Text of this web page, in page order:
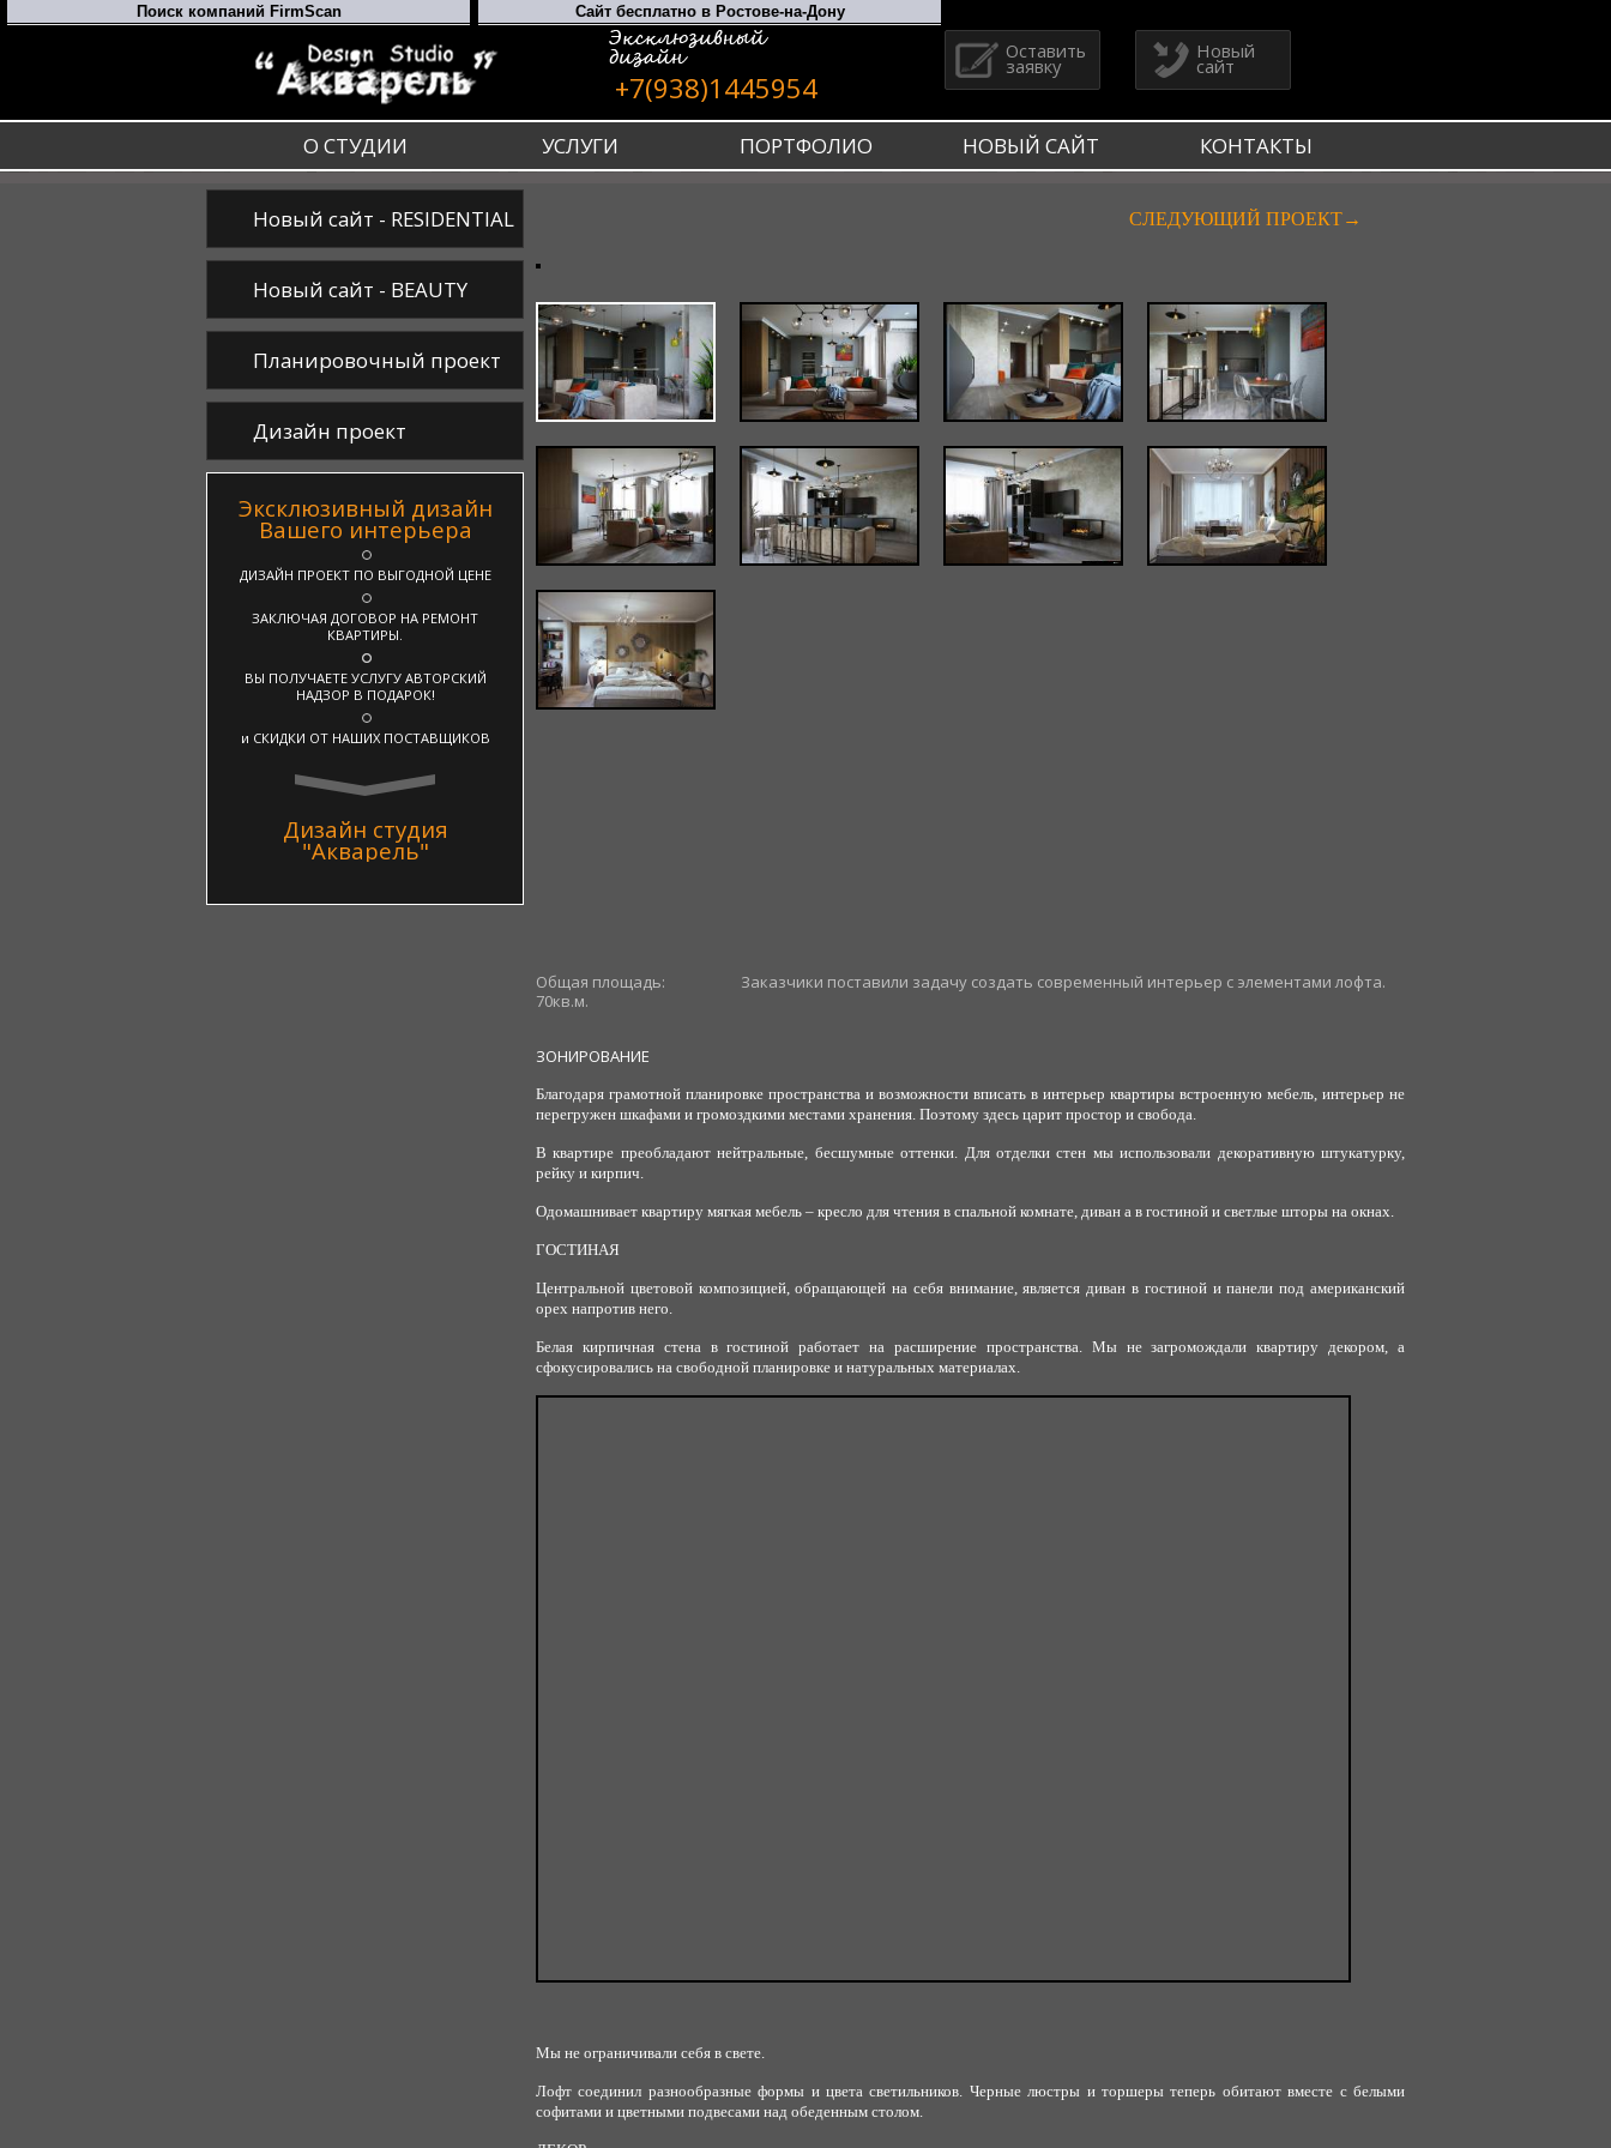
+7(938)1445954
Оставить
заявку
Новый
сайт
О СТУДИИ УСЛУГИ ПОРТФОЛИО НОВЫЙ САЙТ КОНТАКТЫ
Новый сайт - RESIDENTIAL
Новый сайт - BEAUTY
Планировочный проект
Дизайн проект
Эксклюзивный дизайн
Вашего интерьера
ДИЗАЙН ПРОЕКТ ПО ВЫГОДНОЙ ЦЕНЕ
ЗАКЛЮЧАЯ ДОГОВОР НА РЕМОНТ
КВАРТИРЫ.
ВЫ ПОЛУЧАЕТЕ УСЛУГУ АВТОРСКИЙ
НАДЗОР В ПОДАРОК!
и СКИДКИ ОТ НАШИХ ПОСТАВЩИКОВ
Дизайн студия
"Акварель"
СЛЕДУЮЩИЙ ПРОЕКТ→
Общая площадь:
70кв.м.
Заказчики поставили задачу создать современный интерьер с элементами лофта.
ЗОНИРОВАНИЕ
Благодаря грамотной планировке пространства и возможности вписать в интерьер квартиры встроенную мебель, интерьер не
перегружен шкафами и громоздкими местами хранения. Поэтому здесь царит простор и свобода.
В квартире преобладают нейтральные, бесшумные оттенки. Для отделки стен мы использовали декоративную штукатурку,
рейку и кирпич.
Одомашнивает квартиру мягкая мебель – кресло для чтения в спальной комнате, диван а в гостиной и светлые шторы на окнах.
ГОСТИНАЯ
Центральной цветовой композицией, обращающей на себя внимание, является диван в гостиной и панели под американский
орех напротив него.
Белая кирпичная стена в гостиной работает на расширение пространства. Мы не загромождали квартиру декором, а
сфокусировались на свободной планировке и натуральных материалах.
Мы не ограничивали себя в свете.
Лофт соединил разнообразные формы и цвета светильников. Черные люстры и торшеры теперь обитают вместе с белыми
софитами и цветными подвесами над обеденным столом.